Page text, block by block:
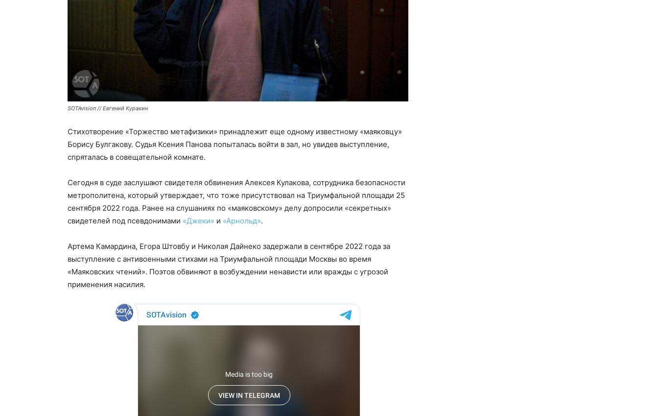
SOTAvision // Евгений Куракин
Стихотворение «Торжество метафизики» принадлежит еще одному известному «маяковцу»
Борису Булгакову. Судья Ксения Панова попыталась войти в зал, но увидев выступление,
спряталась в совещательной комнате.
Сегодня в суде заслушают свидетеля обвинения Алексея Кулакова, сотрудника безопасности
метрополитена, который утверждает, что тоже присутствовал на Триумфальной площади 25
сентября 2022 года. Ранее на слушаниях по «маяковскому» делу допросили «секретных»
свидетелей под псевдонимами «Джеки» и «Арнольд».
Артема Камардина, Егора Штовбу и Николая Дайнеко задержали в сентябре 2022 года за
выступление с антивоенными стихами на Триумфальной площади Москвы во время
«Маяковских чтений». Поэтов обвиняют в возбуждении ненависти или вражды с угрозой
применения насилия.